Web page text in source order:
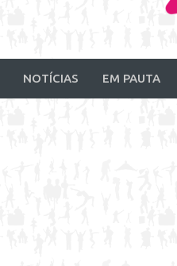
NOTÍCIAS EM PAUTA